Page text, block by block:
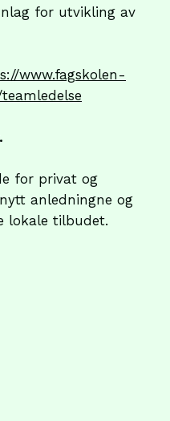
for utvikling av
www.fagskolen-
for privat og
anledningne og
lokale tilbudet.